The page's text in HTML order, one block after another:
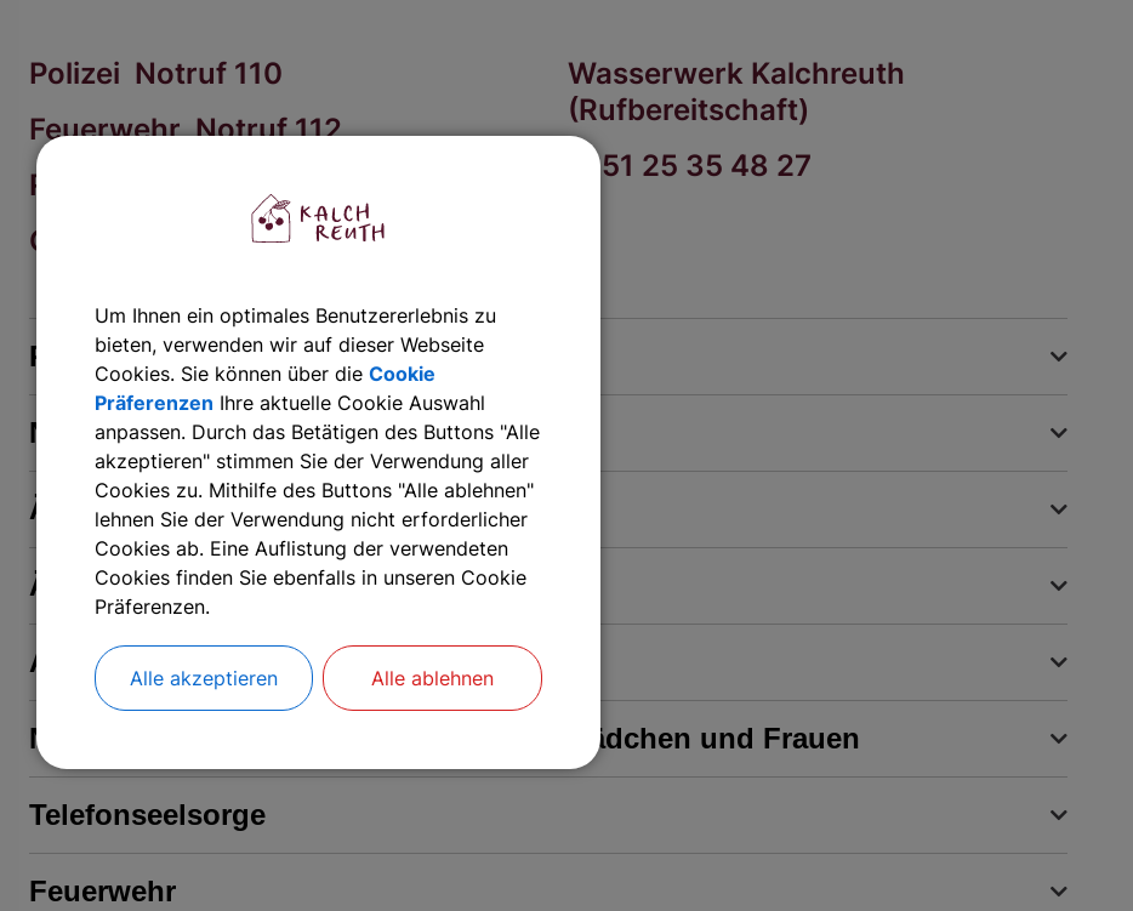
Polizei Notruf 110
Feuerwehr Notruf 112
Rettungsdienst Notruf 112
Giftnotruf 0911 39 82 45 1
Wasserwerk Kalchreuth
(Rufbereitschaft)
0151 25 35 48 27
Polizeiinspektion Erlangen-Land
N-ERGIE Störungsnummern
Ärztlicher Notfalldienst
Ärzte
Apotheken-Notdienst
Notruf und Beratung für vergewaltigte Mädchen und Frauen
Telefonseelsorge
Feuerwehr
Um Ihnen ein optimales Benutzererlebnis zu
bieten, verwenden wir auf dieser Webseite
Cookies. Sie können über die Cookie
Präferenzen Ihre aktuelle Cookie Auswahl
anpassen. Durch das Betätigen des Buttons "Alle
akzeptieren" stimmen Sie der Verwendung aller
Cookies zu. Mithilfe des Buttons "Alle ablehnen"
lehnen Sie der Verwendung nicht erforderlicher
Cookies ab. Eine Auflistung der verwendeten
Cookies finden Sie ebenfalls in unseren Cookie
Präferenzen.
Alle akzeptieren Alle ablehnen